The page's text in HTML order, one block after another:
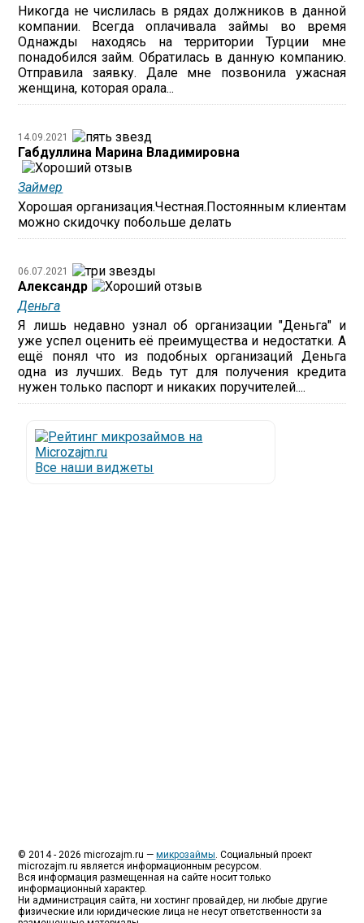
Никогда не числилась в рядах должников в данной
компании. Всегда оплачивала займы во время
Однажды находясь на территории Турции мне
понадобился займ. Обратилась в данную компанию.
Отправила заявку. Дале мне позвонила ужасная
женщина, которая орала...
14.09.2021
Габдуллина Марина Владимировна
Займер
Хорошая организация.Честная.Постоянным клиентам
можно скидочку побольше делать
06.07.2021
Александр
Деньга
Я лишь недавно узнал об организации "Деньга" и
уже успел оценить её преимущества и недостатки. А
ещё понял что из подобных организаций Деньга
одна из лучших. Ведь тут для получения кредита
нужен только паспорт и никаких поручителей....
Все наши виджеты
© 2014 - 2026 microzajm.ru —микрозаймы. Социальный проект
microzajm.ru является информационным ресурсом.
Вся информация размещенная на сайте носит только
информационный характер.
Ни администрация сайта, ни хостинг провайдер, ни любые другие
физические или юридические лица не несут ответственности за